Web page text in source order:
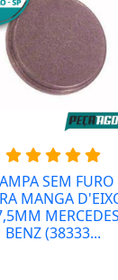
SEM FURO
MANGA
MERCEDES
BENZ (38333...